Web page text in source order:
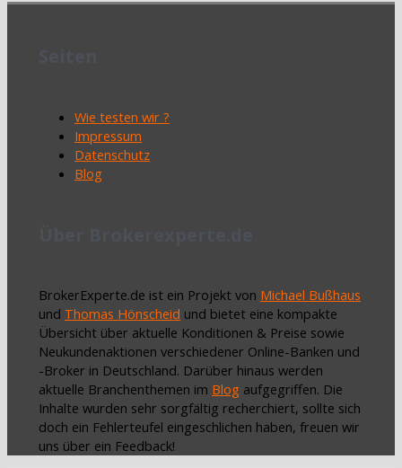
Wie testen wir ?
Impressum
Datenschutz
Blog
BrokerExperte.de ist ein Projekt von Michael Bußhaus
und Thomas Hönscheid und bietet eine kompakte
Übersicht über aktuelle Konditionen & Preise sowie
Neukundenaktionen verschiedener Online-Banken und
-Broker in Deutschland. Darüber hinaus werden
aktuelle Branchenthemen im Blog aufgegriffen. Die
Inhalte wurden sehr sorgfältig recherchiert, sollte sich
doch ein Fehlerteufel eingeschlichen haben, freuen wir
uns über ein Feedback!